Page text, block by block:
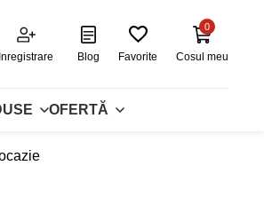
Inregistrare Blog Favorite Cosul meu
0
OFERTĂ